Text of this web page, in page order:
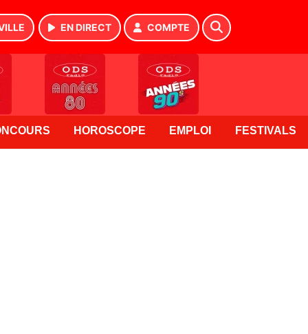
EN DIRECT COMPTE
HOROSCOPE EMPLOI FESTIVALS